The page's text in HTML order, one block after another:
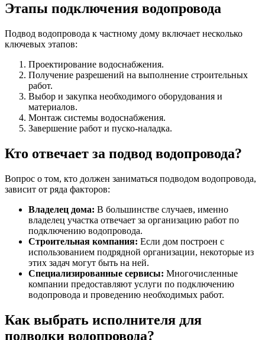
Этапы подключения водопровода
Подвод водопровода к частному дому включает несколько
ключевых этапов:
Проектирование водоснабжения.
Получение разрешений на выполнение строительных
работ.
Выбор и закупка необходимого оборудования и
материалов.
Монтаж системы водоснабжения.
Завершение работ и пуско-наладка.
Кто отвечает за подвод водопровода?
Вопрос о том, кто должен заниматься подводом водопровода,
зависит от ряда факторов:
Владелец дома: В большинстве случаев, именно
владелец участка отвечает за организацию работ по
подключению водопровода.
Строительная компания: Если дом построен с
использованием подрядной организации, некоторые из
этих задач могут быть на ней.
Специализированные сервисы: Многочисленные
компании предоставляют услуги по подключению
водопровода и проведению необходимых работ.
Как выбрать исполнителя для
подводки водопровода?